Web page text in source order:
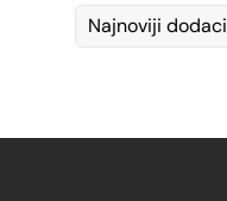
Najnoviji dodaci